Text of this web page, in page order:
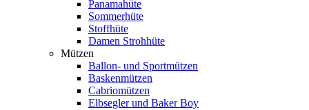
Panamahüte
Sommerhüte
Stoffhüte
Damen Strohhüte
Mützen
Ballon- und Sportmützen
Baskenmützen
Cabriomützen
Elbsegler und Baker Boy